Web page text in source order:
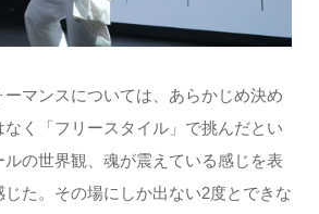
マンスについては、あらかじめ決め
なく「フリースタイル」で挑んだとい
ルの世界観、魂が震えている感じを表
た。その場にしか出ない2度とできな